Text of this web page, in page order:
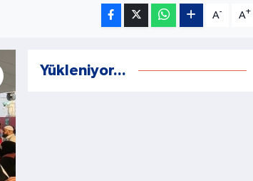
A- A+
Yükleniyor...